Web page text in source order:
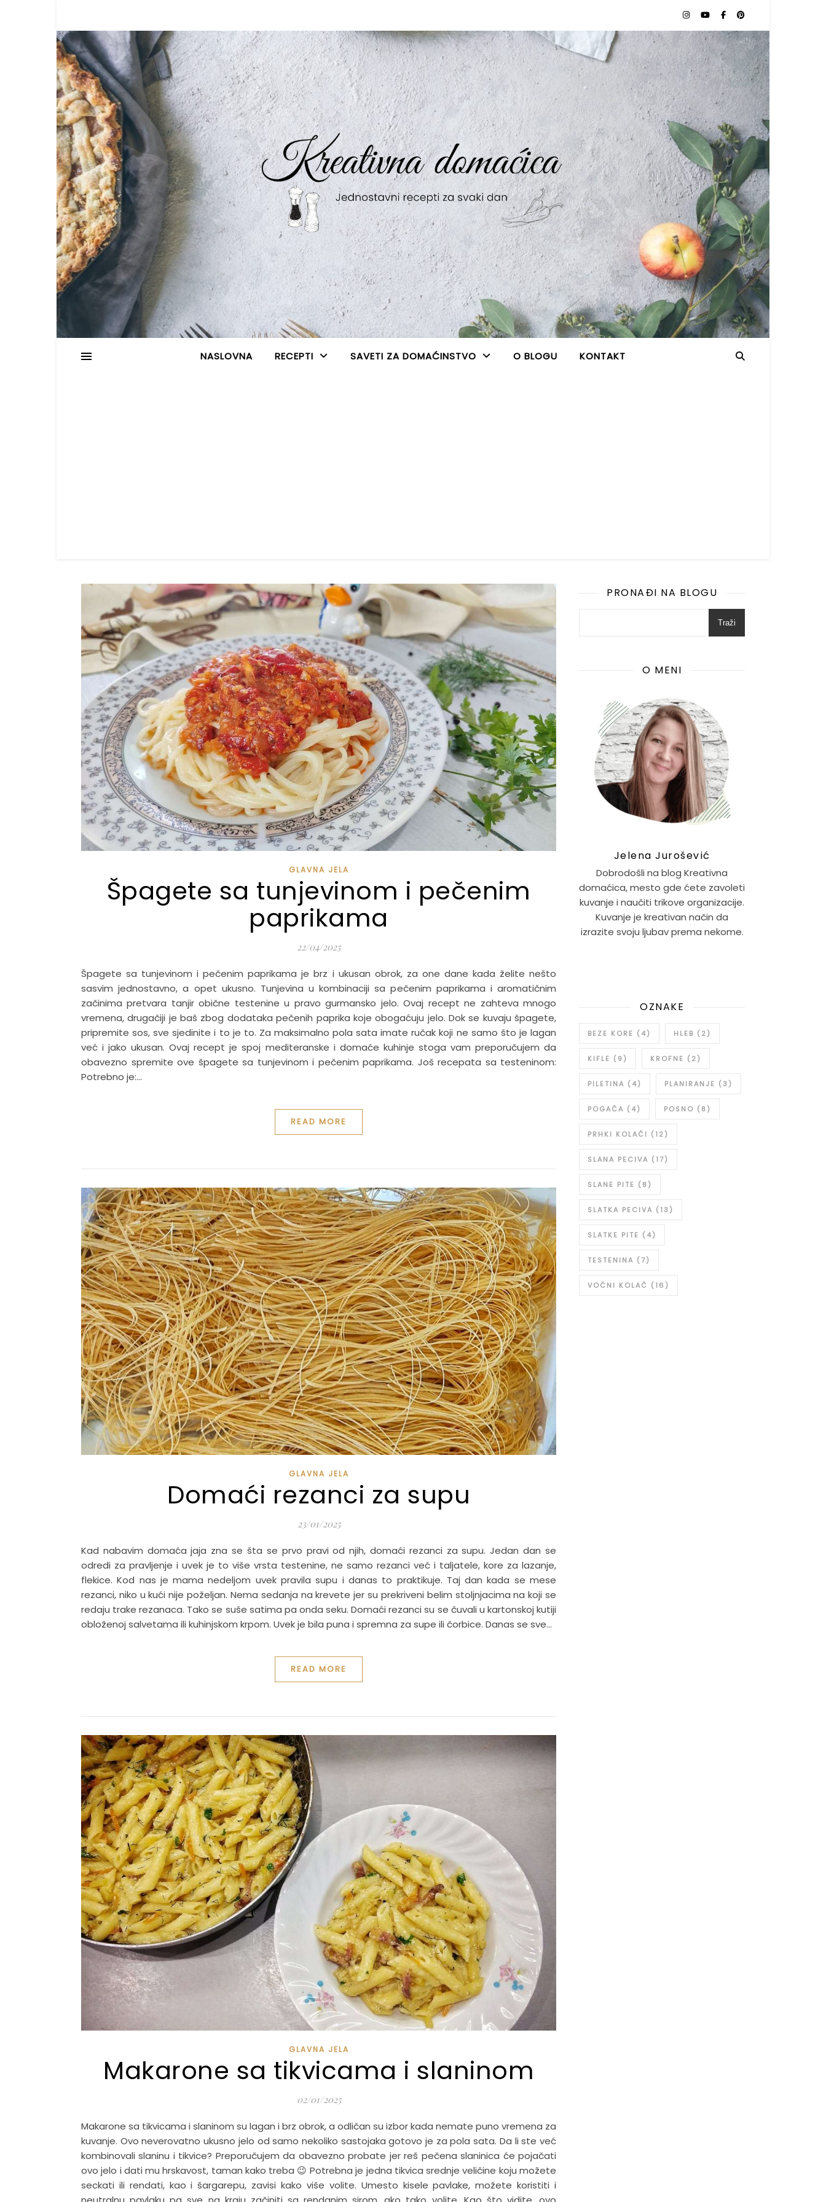
NASLOVNA RECEPTI SAVETI ZA DOMAĆINSTVO O BLOGU KONTAKT
GLAVNA JELA
Špagete sa tunjevinom i pečenim
paprikama
22/04/2025
Špagete sa tunjevinom i pečenim paprikama je brz i ukusan obrok, za one dane kada želite nešto
sasvim jednostavno, a opet ukusno. Tunjevina u kombinaciji sa pečenim paprikama i aromatičnim
začinima pretvara tanjir obične testenine u pravo gurmansko jelo. Ovaj recept ne zahteva mnogo
vremena, drugačiji je baš zbog dodataka pečenih paprika koje obogaćuju jelo. Dok se kuvaju špagete,
pripremite sos, sve sjedinite i to je to. Za maksimalno pola sata imate ručak koji ne samo što je lagan
već i jako ukusan. Ovaj recept je spoj mediteranske i domaće kuhinje stoga vam preporučujem da
obavezno spremite ove špagete sa tunjevinom i pečenim paprikama. Još recepata sa testeninom:
Potrebno je:…
READ MORE
GLAVNA JELA
Domaći rezanci za supu
23/01/2025
Kad nabavim domaća jaja zna se šta se prvo pravi od njih, domaći rezanci za supu. Jedan dan se
odredi za pravljenje i uvek je to više vrsta testenine, ne samo rezanci već i taljatele, kore za lazanje,
flekice. Kod nas je mama nedeljom uvek pravila supu i danas to praktikuje. Taj dan kada se mese
rezanci, niko u kući nije poželjan. Nema sedanja na krevete jer su prekriveni belim stoljnjacima na koji se
redaju trake rezanaca. Tako se suše satima pa onda seku. Domaći rezanci su se čuvali u kartonskoj kutiji
obloženoj salvetama ili kuhinjskom krpom. Uvek je bila puna i spremna za supe ili čorbice. Danas se sve…
READ MORE
GLAVNA JELA
Makarone sa tikvicama i slaninom
02/01/2025
Makarone sa tikvicama i slaninom su lagan i brz obrok, a odličan su izbor kada nemate puno vremena za
kuvanje. Ovo neverovatno ukusno jelo od samo nekoliko sastojaka gotovo je za pola sata. Da li ste već
kombinovali slaninu i tikvice? Preporučujem da obavezno probate jer reš pečena slaninica će pojačati
ovo jelo i dati mu hrskavost, taman kako treba 😉 Potrebna je jedna tikvica srednje veličine koju možete
seckati ili rendati, kao i šargarepu, zavisi kako više volite. Umesto kisele pavlake, možete koristiti i
PRONAĐI NA BLOGU
Traži
O MENI
Jelena Jurošević
Dobrodošli na blog Kreativna
domaćica, mesto gde ćete zavoleti
kuvanje i naučiti trikove organizacije.
Kuvanje je kreativan način da
izrazite svoju ljubav prema nekome.
OZNAKE
BEZE KORE (4) HLEB (2)
KIFLE (9) KROFNE (2)
PILETINA (4) PLANIRANJE (3)
POGAČA (4) POSNO (8)
PRHKI KOLAČI (12)
SLANA PECIVA (17)
SLANE PITE (8)
SLATKA PECIVA (13)
SLATKE PITE (4)
TESTENINA (7)
VOĆNI KOLAČ (16)